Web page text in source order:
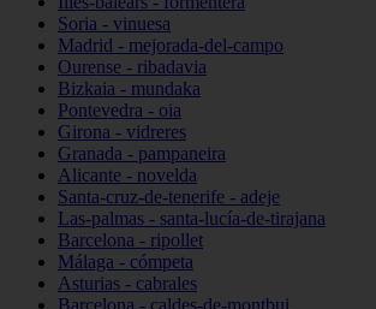
Soria - vinuesa
Madrid - mejorada-del-campo
Ourense - ribadavia
Bizkaia - mundaka
Pontevedra - oia
Girona - vidreres
Granada - pampaneira
Alicante - novelda
Santa-cruz-de-tenerife - adeje
Las-palmas - santa-lucía-de-tirajana
Barcelona - ripollet
Málaga - cómpeta
Asturias - cabrales
Barcelona - caldes-de-montbui